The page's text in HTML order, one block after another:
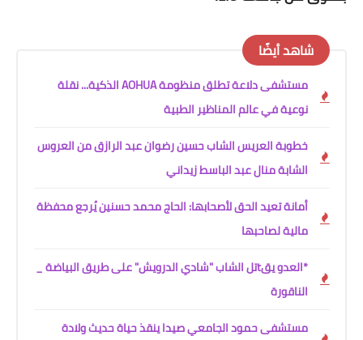
شاهد أيضًا
مستشفى دلاعة تطلق منظومة AOHUA الذكية... نقلة
نوعية في عالم المناظير الطبية
خطوبة العريس الشاب حسين رضوان عبد الرازق من العروس
الشابة منال عبد الباسط زيداني
أمانة تعيد الحق لأصحابها: الحاج محمد حسنين يُرجع محفظة
مالية لصاحبها
*العدو يقtتل الشاب "شادي الدرويش" على طريق البياضة _
الناقورة
مستشفى حمود الجامعي صيدا ينقذ حياة حديث ولادة